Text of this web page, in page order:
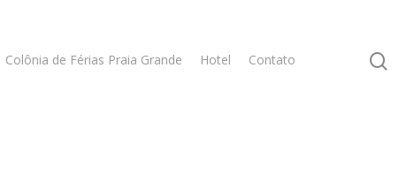
Colônia de Férias Praia Grande Hotel Contato